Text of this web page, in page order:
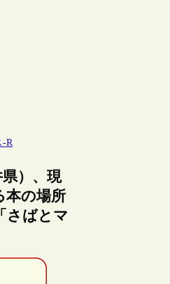
-R
）、現
本の場所
さばとマ